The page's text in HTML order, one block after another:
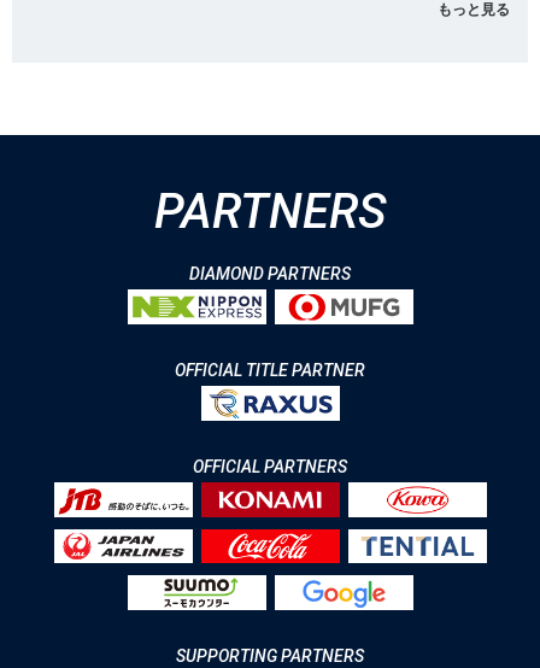
もっと見る
PARTNERS
DIAMOND PARTNERS
OFFICIAL TITLE PARTNER
OFFICIAL PARTNERS
SUPPORTING PARTNERS